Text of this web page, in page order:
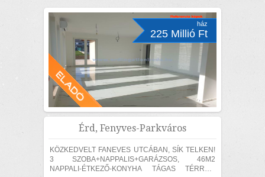
ház
225 Millió Ft
Érd, Fenyves-Parkváros
KÖZKEDVELT FANEVES UTCÁBAN, SÍK TELKEN!
3 SZOBA+NAPPALIS+GARÁZSOS, 46M2
NAPPALI-ÉTKEZŐ-KONYHA TÁGAS TÉRREL,